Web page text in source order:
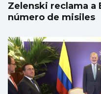
Zelenski reclama a
número de misiles